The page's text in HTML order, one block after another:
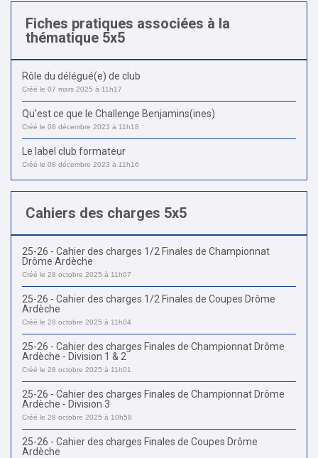
Fiches pratiques associées à la
thématique 5x5
Rôle du délégué(e) de club
Créé le 07 mars 2025 à 11h17
Qu'est ce que le Challenge Benjamins(ines)
Créé le 08 décembre 2023 à 11h18
Le label club formateur
Créé le 08 décembre 2023 à 11h16
Cahiers des charges 5x5
25-26 - Cahier des charges 1/2 Finales de Championnat
Drôme Ardèche
Créé le 28 octobre 2025 à 11h07
25-26 - Cahier des charges 1/2 Finales de Coupes Drôme
Ardèche
Créé le 28 octobre 2025 à 11h04
25-26 - Cahier des charges Finales de Championnat Drôme
Ardèche - Division 1 & 2
Créé le 28 octobre 2025 à 11h01
25-26 - Cahier des charges Finales de Championnat Drôme
Ardèche - Division 3
Créé le 28 octobre 2025 à 10h58
25-26 - Cahier des charges Finales de Coupes Drôme
Ardèche